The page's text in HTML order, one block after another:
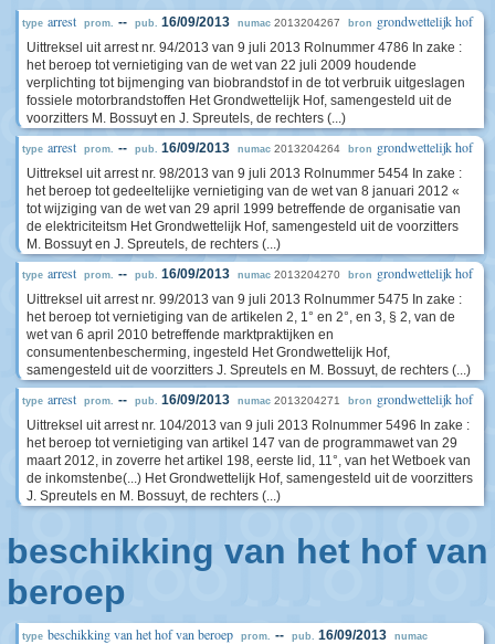
type arrest prom. -- pub. 16/09/2013 numac 2013204267 bron grondwettelijk hof
Uittreksel uit arrest nr. 94/2013 van 9 juli 2013 Rolnummer 4786 In zake :
het beroep tot vernietiging van de wet van 22 juli 2009 houdende
verplichting tot bijmenging van biobrandstof in de tot verbruik uitgeslagen
fossiele motorbrandstoffen Het Grondwettelijk Hof, samengesteld uit de
voorzitters M. Bossuyt en J. Spreutels, de rechters (...)
type arrest prom. -- pub. 16/09/2013 numac 2013204264 bron grondwettelijk hof
Uittreksel uit arrest nr. 98/2013 van 9 juli 2013 Rolnummer 5454 In zake :
het beroep tot gedeeltelijke vernietiging van de wet van 8 januari 2012 «
tot wijziging van de wet van 29 april 1999 betreffende de organisatie van
de elektriciteitsm Het Grondwettelijk Hof, samengesteld uit de voorzitters
M. Bossuyt en J. Spreutels, de rechters (...)
type arrest prom. -- pub. 16/09/2013 numac 2013204270 bron grondwettelijk hof
Uittreksel uit arrest nr. 99/2013 van 9 juli 2013 Rolnummer 5475 In zake :
het beroep tot vernietiging van de artikelen 2, 1° en 2°, en 3, § 2, van de
wet van 6 april 2010 betreffende marktpraktijken en
consumentenbescherming, ingesteld Het Grondwettelijk Hof,
samengesteld uit de voorzitters J. Spreutels en M. Bossuyt, de rechters (...)
type arrest prom. -- pub. 16/09/2013 numac 2013204271 bron grondwettelijk hof
Uittreksel uit arrest nr. 104/2013 van 9 juli 2013 Rolnummer 5496 In zake :
het beroep tot vernietiging van artikel 147 van de programmawet van 29
maart 2012, in zoverre het artikel 198, eerste lid, 11°, van het Wetboek van
de inkomstenbe(...) Het Grondwettelijk Hof, samengesteld uit de voorzitters
J. Spreutels en M. Bossuyt, de rechters (...)
beschikking van het hof van
beroep
type beschikking van het hof van beroep prom. -- pub. 16/09/2013 numac